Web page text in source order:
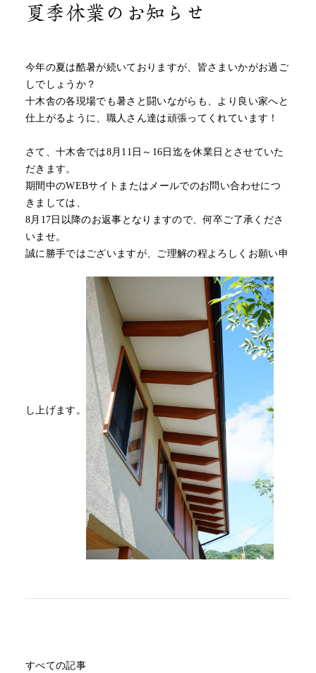
夏季休業のお知らせ
今年の夏は酷暑が続いておりますが、皆さまいかがお過ご
しでしょうか？
十木舎の各現場でも暑さと闘いながらも、より良い家へと
仕上がるように、職人さん達は頑張ってくれています！
さて、十木舎では8月11日～16日迄を休業日とさせていた
だきます。
期間中のWEBサイトまたはメールでのお問い合わせにつ
きましては、
8月17日以降のお返事となりますので、何卒ご了承くださ
いませ。
誠に勝手ではございますが、ご理解の程よろしくお願い申
し上げます。
すべての記事